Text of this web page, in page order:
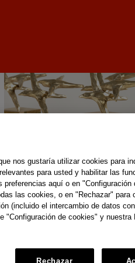
nos gustaría utilizar cookies para
para usted y habilitar las
aquí o en "Configuración
las cookies, o en "Rechazar" para
(incluido el intercambio de datos
"Configuración de cookies" y nuestra
Rechazar